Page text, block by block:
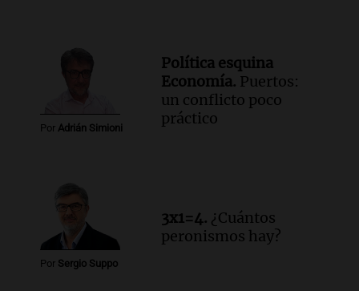
Por Adrián Simioni
Política esquina
Economía. Puertos:
un conflicto poco
práctico
Por Sergio Suppo
3x1=4. ¿Cuántos
peronismos hay?